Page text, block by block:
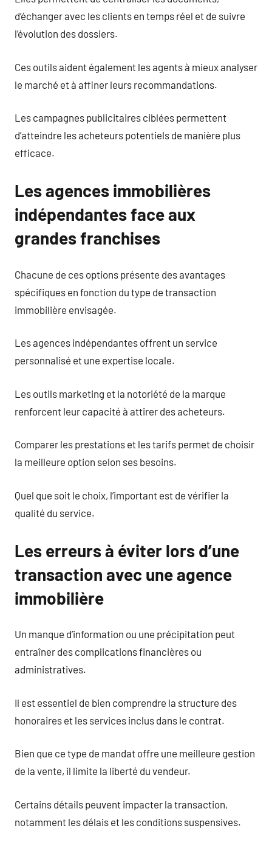
d’échanger avec les clients en temps réel et de suivre
l’évolution des dossiers.
Ces outils aident également les agents à mieux analyser
le marché et à affiner leurs recommandations.
Les campagnes publicitaires ciblées permettent
d’atteindre les acheteurs potentiels de manière plus
efficace.
Les agences immobilières
indépendantes face aux
grandes franchises
Chacune de ces options présente des avantages
spécifiques en fonction du type de transaction
immobilière envisagée.
Les agences indépendantes offrent un service
personnalisé et une expertise locale.
Les outils marketing et la notoriété de la marque
renforcent leur capacité à attirer des acheteurs.
Comparer les prestations et les tarifs permet de choisir
la meilleure option selon ses besoins.
Quel que soit le choix, l’important est de vérifier la
qualité du service.
Les erreurs à éviter lors d’une
transaction avec une agence
immobilière
Un manque d’information ou une précipitation peut
entraîner des complications financières ou
administratives.
Il est essentiel de bien comprendre la structure des
honoraires et les services inclus dans le contrat.
Bien que ce type de mandat offre une meilleure gestion
de la vente, il limite la liberté du vendeur.
Certains détails peuvent impacter la transaction,
notamment les délais et les conditions suspensives.